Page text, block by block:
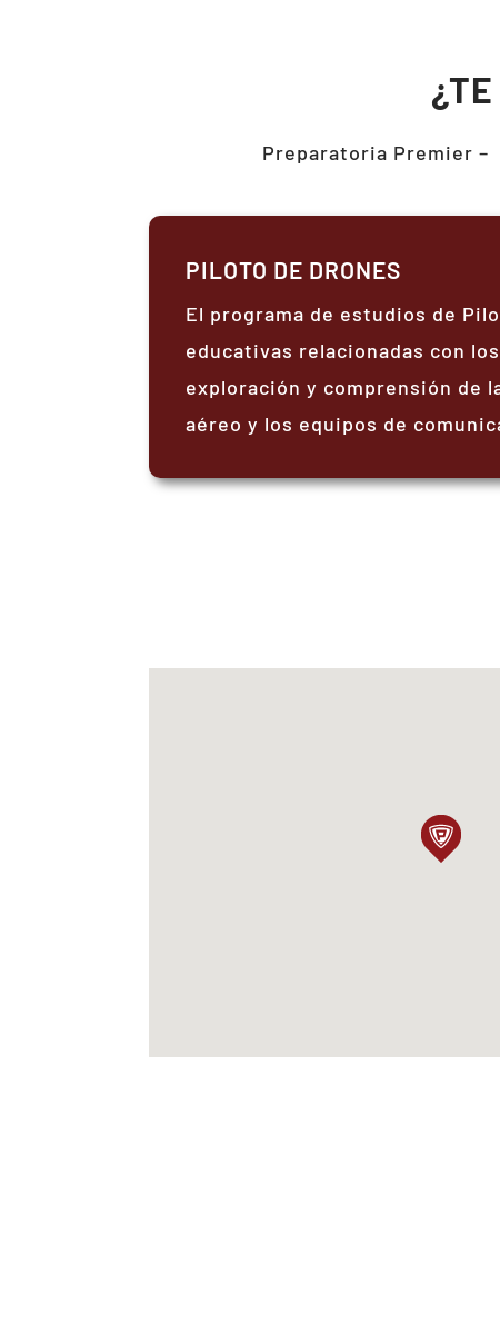
Preparatoria Premier –
PILOTO DE DRONES
El programa de estudios de
educativas relacionadas con
exploración y comprensión de
aéreo y los equipos de